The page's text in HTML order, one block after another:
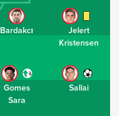
Bardakcı
Jelert
Kristensen
Gomes
Sara
Sallai